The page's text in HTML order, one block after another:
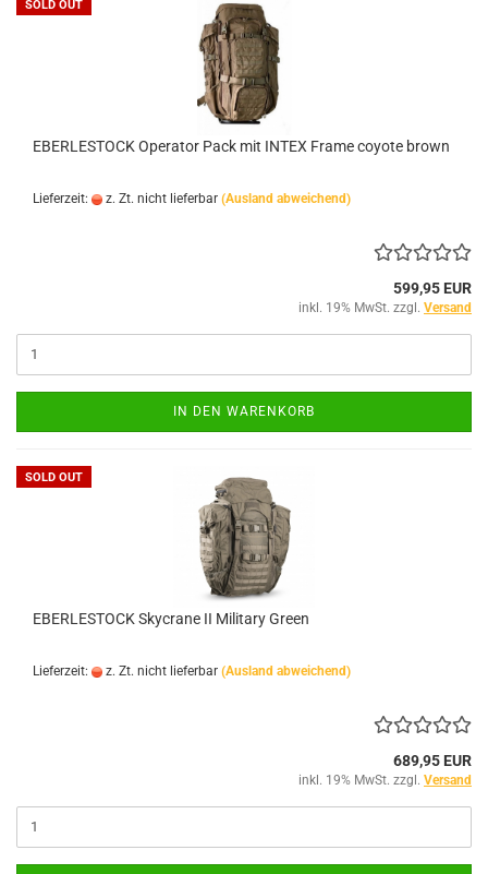
SOLD OUT
EBERLESTOCK Operator Pack mit INTEX Frame coyote brown
Lieferzeit: z. Zt. nicht lieferbar (Ausland abweichend)
599,95 EUR
inkl. 19% MwSt. zzgl. Versand
IN DEN WARENKORB
SOLD OUT
EBERLESTOCK Skycrane II Military Green
Lieferzeit: z. Zt. nicht lieferbar (Ausland abweichend)
689,95 EUR
inkl. 19% MwSt. zzgl. Versand